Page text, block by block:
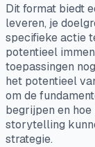
Dit format biedt
leveren, je
specifieke actie
potentieel
toepassingen
het potentieel
om de
begrijpen en
storytelling
strategie.